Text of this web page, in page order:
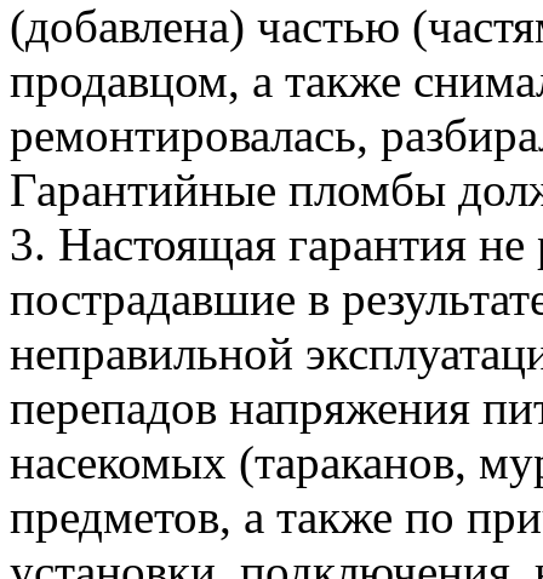
(добавлена) частью
продавцом, а также
ремонтировалась,
Гарантийные пломбы
3. Настоящая гарантия не
пострадавшие в
неправильной
перепадов напряжения
насекомых (тараканов,
предметов, а также по